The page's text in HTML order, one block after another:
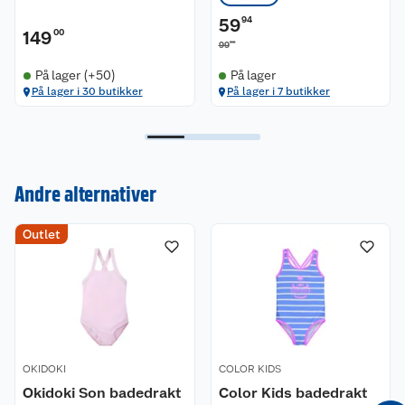
14900
På lager (+50)
På lager i 30 butikker
5994
9990
På lager
På lager i 7 butikker
Andre alternativer
Outlet
OKIDOKI
Okidoki Son badedrakt
COLOR KIDS
Color Kids badedrakt
Våre merkevarer
Kundeservice
Kontakt oss
Angre- og returrett
Ofte stilte spørsmål